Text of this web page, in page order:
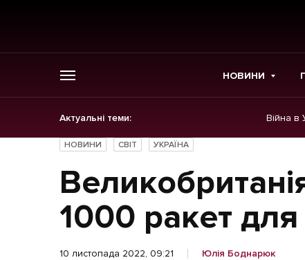
НОВИНИ
Актуальні теми: Війна в
ГОЛОВНЕ
Новини
Політика
Економіка
НОВИНИ СВІТ УКРАЇНА
1000 ракет
10 листопада 2022, 09:21 Юлія Боднарюк